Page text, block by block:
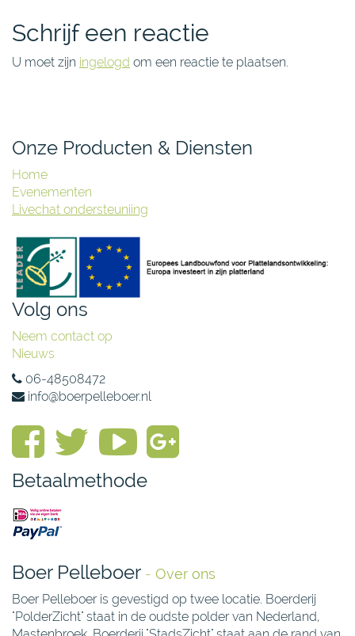
Schrijf een reactie
U moet zijn ingelogd om een reactie te plaatsen.
Onze Producten & Diensten
Home
Evenementen
Livechat ondersteuniing
Volg ons
Neem contact op
Nieuws
06-48508472
info@boerpelleboer.nl
Betaalmethode
Boer Pelleboer - Over ons
Boer Pelleboer is gevestigd op twee locatie. Boerderij
"PolderZicht" staat in de oudste polder van Nederland,